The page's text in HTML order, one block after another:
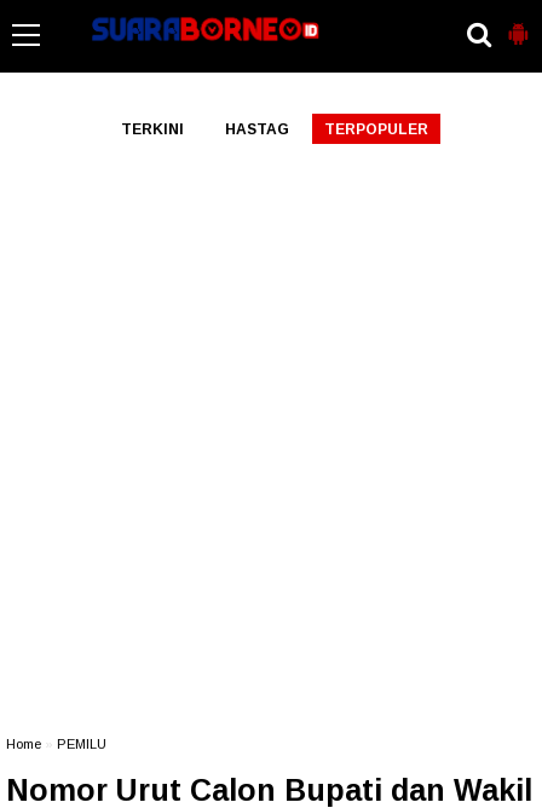
TERKINI HASTAG TERPOPULER
Home PEMILU
Nomor Urut Calon Bupati dan Wakil